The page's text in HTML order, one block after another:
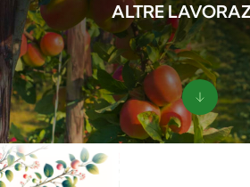
ALTRE